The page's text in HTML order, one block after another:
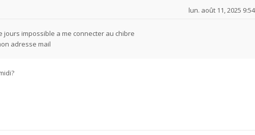
lun. août 11, 2025
impossible a me connecter au chibre
adresse mail